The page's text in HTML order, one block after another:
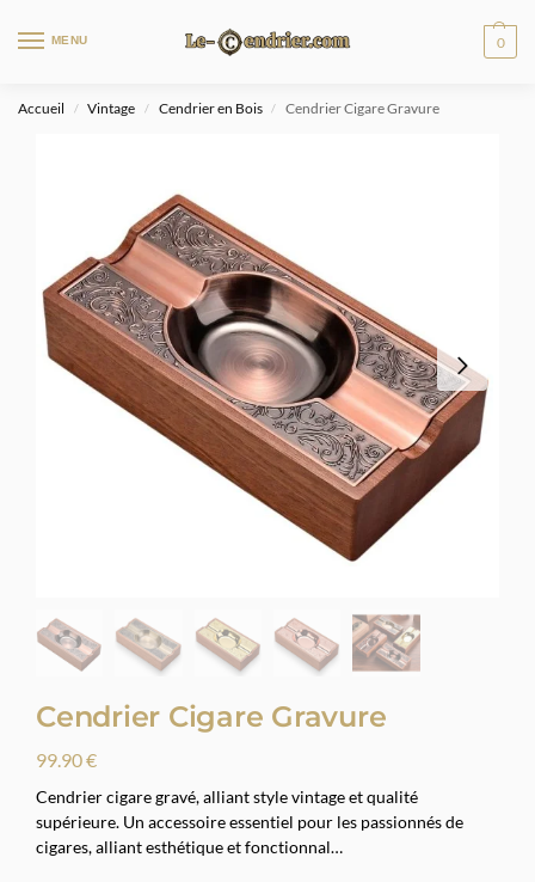
MENU 0
Accueil / Vintage / Cendrier en Bois / Cendrier Cigare Gravure
Cendrier Cigare Gravure
99.90€
Cendrier cigare gravé, alliant style vintage et qualité
supérieure. Un accessoire essentiel pour les passionnés de
cigares, alliant esthétique et fonctionnal…